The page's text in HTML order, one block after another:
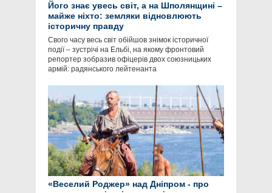
Його знає увесь світ, а на Шполянщині –
майже ніхто: земляки відновлюють
історичну правду
Свого часу весь світ обійшов знімок історичної
події – зустрічі на Ельбі, на якому фронтовий
репортер зобразив офіцерів двох союзницьких
армій: радянського лейтенанта
«Веселий Роджер» над Дніпром - про